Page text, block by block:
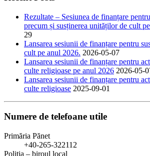
Rezultate – Sesiunea de finanțare
precum și susținerea unităților de cult
29
Lansarea sesiunii de finanțare pentru
cult pe anul 2026. 2026-05-07
Lansarea sesiunii de finanțare pentru
culte religioase pe anul 2026 2026-05-
Lansarea sesiunii de finanțare pentru
culte religioase 2025-09-01
Numere de telefoane utile
Primăria Pănet
+40-265-322112
Poliția – biroul local